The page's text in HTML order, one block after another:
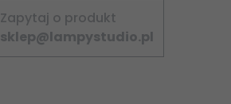
Zapytaj o produkt
sklep@lampystudio.pl